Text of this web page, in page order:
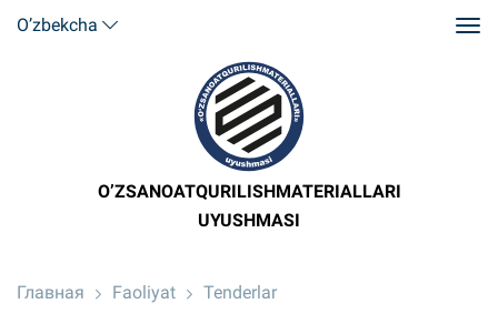
O’zbekcha
O’ZSANOATQURILISHMATERIALLARI
UYUSHMASI
Главная Faoliyat Tenderlar